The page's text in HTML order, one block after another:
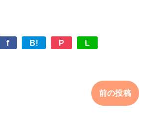
f B! P L
前の投稿